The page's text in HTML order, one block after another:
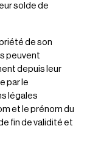
solde de
de son
peuvent
depuis leur
par le
légales
et le prénom du
fin de validité et